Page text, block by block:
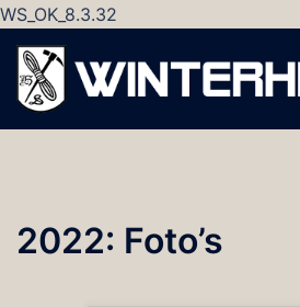
WS_OK_8.3.32
Ga
naar
de
inhoud
2022: Foto’s